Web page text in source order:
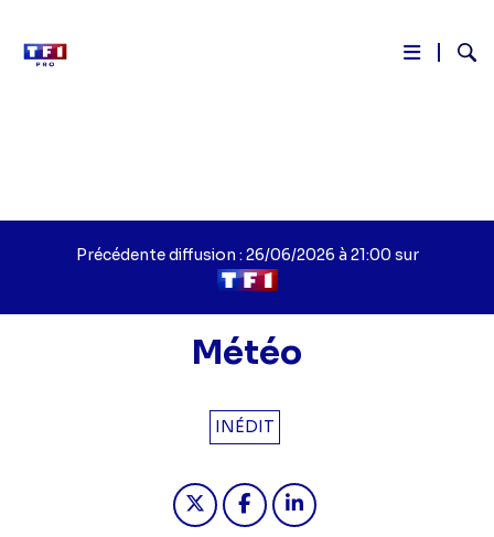
Précédente diffusion : 26/06/2026 à 21:00 sur
Météo
INÉDIT
Partager "Météo - 2026" sur
Partager "Météo - 2026"